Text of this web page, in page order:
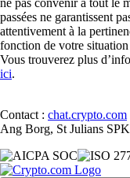
passées ne garantissent
attentivement à la
fonction de votre
Vous trouverez plus
ici.
Contact : chat.crypto.com
Ang Borg, St Julians